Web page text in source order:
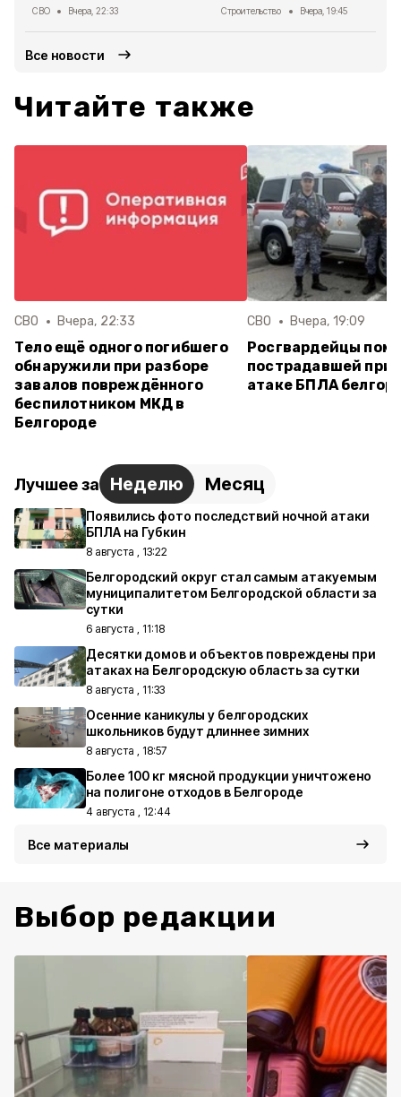
СВО Вчера, 22:33 Строительство Вчера, 19:45
Все новости
Читайте также
СВО Вчера, 22:33
Тело ещё одного погибшего
обнаружили при разборе
завалов повреждённого
беспилотником МКД в
Белгороде
СВО Вчера, 19:09
Росгвардейцы
пострадавшей при
атаке БПЛА
Лучшее за Неделю Месяц
Появились фото последствий ночной атаки
БПЛА на Губкин
8 августа , 13:22
Белгородский округ стал самым атакуемым
муниципалитетом Белгородской области за
сутки
6 августа , 11:18
Десятки домов и объектов повреждены при
атаках на Белгородскую область за сутки
8 августа , 11:33
Осенние каникулы у белгородских
школьников будут длиннее зимних
8 августа , 18:57
Более 100 кг мясной продукции уничтожено
на полигоне отходов в Белгороде
4 августа , 12:44
Все материалы
Выбор редакции